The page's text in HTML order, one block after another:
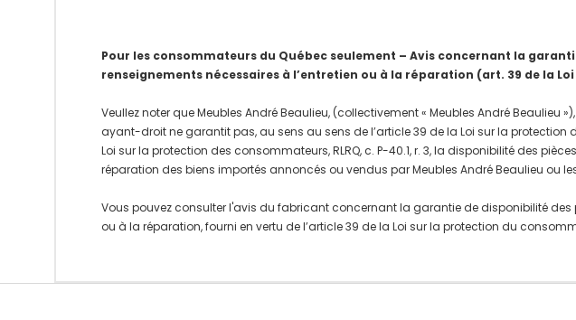
Pour les consommateurs du Québec seulement – Avis concernant la
renseignements nécessaires à l’entretien ou à la réparation (art. 39 de la
Veullez noter que Meubles André Beaulieu, (collectivement « Meubles André Beaulieu
ayant-droit ne garantit pas, au sens au sens de l’article 39 de la Loi sur la protection
Loi sur la protection des consommateurs, RLRQ, c. P-40.1, r. 3, la disponibilité des
réparation des biens importés annoncés ou vendus par Meubles André Beaulieu ou
Vous pouvez consulter l'avis du fabricant concernant la garantie de disponibilité
ou à la réparation, fourni en vertu de l’article 39 de la Loi sur la protection du